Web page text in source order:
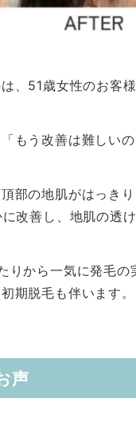
、51歳女性のお客様
もう改善は難しい
部の地肌がはっき
改善し、地肌の透
から一気に発毛の
期脱毛も伴います
声